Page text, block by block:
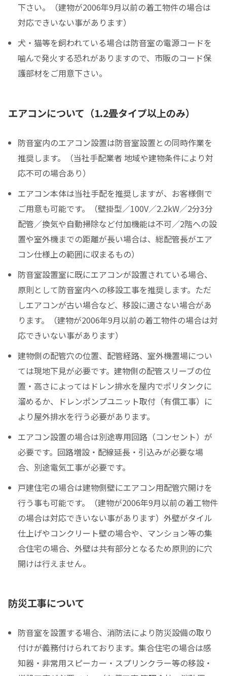
下さい。（建物が2006年9月以前の着工物件の場合は
対応できいない事があります）
犬・猫等を飼われている場合は防音室の電源コードを
噛んで発火する恐れがありますので、市販のコード保
護部材をご用意下さい。
エアコンについて（1.2畳タイプ以上のみ）
防音室内のエアコン設置は防音室設置との同時作業を
推奨します。（当社手配業者 地域や建物条件により対
応不可の場合あり）
エアコン本体は当社手配を推奨しますが、お客様側で
ご用意も可能です。（壁掛型／100V／2.2kW／2分3分
配管／換気や自動掃除など付加機能は不可／2階への設
置や室外機までの距離が長い場合は、総配管長がエア
コン仕様上の範囲に収まるもの）
防音室設置室に既にエアコンが設置されている場合、
原則として防音室内への移設工事を推奨します。ただ
しエアコンが古い場合など、移設に適さない場合があ
ります。（建物が2006年9月以前の着工物件の場合は対
応できいない事があります）
建物側の配管穴の位置、配管経路、室外機置場につい
ては現地下見が必要です。建物側の配管スリーブの位
置・高さによってはドレン排水を屋内でポリタンクに
溜めるか、ドレンポンプユニット取付（有償工事）に
より屋外排水を行う必要があります。
エアコン設置の場合は別途専用回路（コンセント）が
必要です。回路増設・配線延長・引込みが必要な場
合、別途電気工事が必要です。
戸建住宅の場合は建物側壁にエアコン用配管穴開けを
行う事も可能です。（建物が2006年9月以前の着工物件
の場合は対応できいない事があります）外壁がタイル
仕上げやコンクリート壁の場合や、マンション等の集
合住宅の場合、外壁は共有部分となるため原則的に穴
開けは行えません。
防災工事について
防音室を設置する場合、消防法により防災設備の取り
付けが義務付けられております。集合住宅の場合は感
知器・非常用スピーカー・スプリンクラー等の移設・